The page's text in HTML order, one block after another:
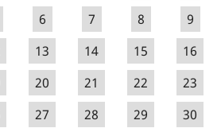
6 7 8
9
13 14 15
16
20 21 22
23
27 28 29
30